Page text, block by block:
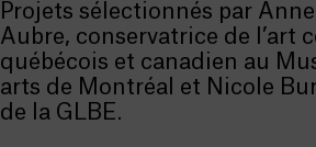
Projets sélectionnés par
Aubre, conservatrice de l’art
québécois et canadien au
arts de Montréal et Nicole
de la GLBE.